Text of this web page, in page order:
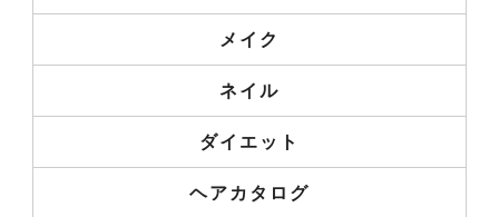
メイク
ネイル
ダイエット
ヘアカタログ